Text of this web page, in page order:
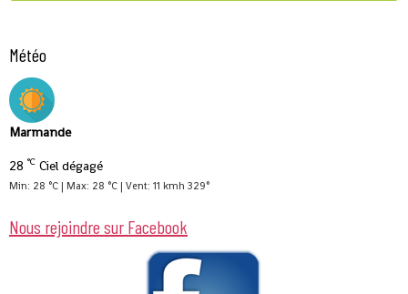
Météo
Marmande
28 °C Ciel dégagé
Min: 28 °C | Max: 28 °C | Vent: 11 kmh 329°
Nous rejoindre sur Facebook